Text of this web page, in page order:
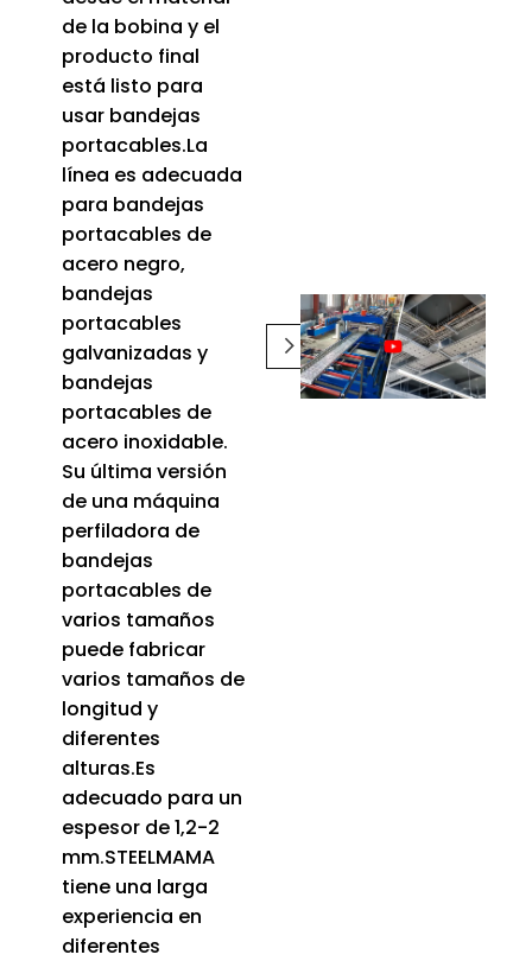
de la bobina y el
producto final
está listo para
usar bandejas
portacables.La
línea es adecuada
para bandejas
portacables de
acero negro,
bandejas
portacables
galvanizadas y
bandejas
portacables de
acero inoxidable.
Su última versión
de una máquina
perfiladora de
bandejas
portacables de
varios tamaños
puede fabricar
varios tamaños de
longitud y
diferentes
alturas.Es
adecuado para un
espesor de 1,2-2
mm.STEELMAMA
tiene una larga
experiencia en
diferentes